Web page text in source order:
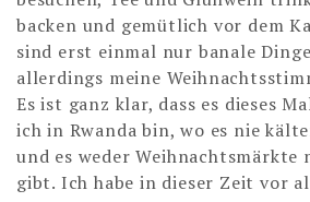
backen und gemütlich vor dem
sind erst einmal nur banale
allerdings meine
Es ist ganz klar, dass es dieses
ich in Rwanda bin, wo es nie
und es weder Weihnachtsmärkte
gibt. Ich habe in dieser Zeit vor